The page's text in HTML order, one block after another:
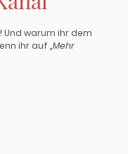
Und warum ihr dem
ihr auf „Mehr